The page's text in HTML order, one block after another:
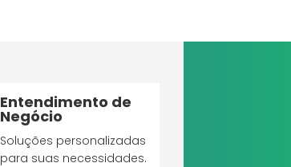
Entendimento de
Negócio
Soluções personalizadas
para suas necessidades.